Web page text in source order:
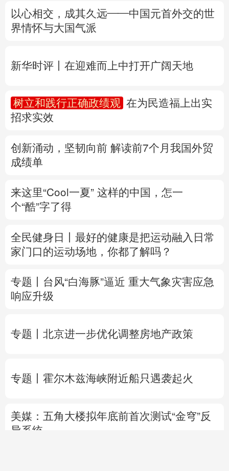
多语种频道
Deutsch Português
以心相交，成其久远——中国元首外交的世
界情怀与大国气派
新华时评丨在迎难而上中打开广阔天地
树立和践行正确政绩观
在为民造福上出实
招求实效
创新涌动，坚韧向前 解读前7个月我国外贸
成绩单
来这里“Cool一夏” 这样的中国，怎一
个“酷”字了得
全民健身日丨 最好的健康是把运动融入日常
家门口的运动场地，你都了解吗？
专题丨 台风“白海豚”逼近 重大气象灾害应急
响应升级
专题丨 北京进一步优化调整房地产政策
专题丨 霍尔木兹海峡附近船只遇袭起火
美媒：五角大楼拟年底前首次测试“金穹”反
导系统